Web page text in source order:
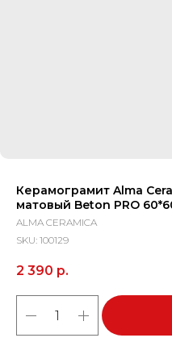
Керамограмит Alma
матовый Beton PRO
ALMA CERAMICA
SKU: 100129
2 390 р.